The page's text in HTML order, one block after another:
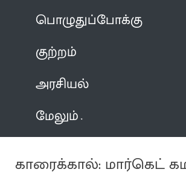
பொழுதுப்போக்கு
குற்றம்
அரசியல்
மேலும்
காரைக்கால்: மார்கெட்